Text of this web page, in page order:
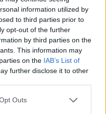
information utilized by
to third parties prior to
opt-out of the further
by third parties on the
This information may
on the IAB’s List of
further disclose it to other
Outs
πράξεις για την
παραπάνω ρυθμίσεων.
ενίσχυσε τη
εγγραφής
Απόφαση
τα προσόντα και
Ασφαλείας
και Επικοινωνιών